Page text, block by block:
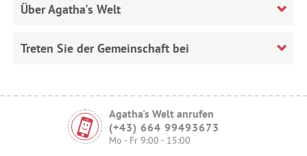
Über Agatha's Welt
Treten Sie der Gemeinschaft bei
Agatha's Welt anrufen
(+43) 664 99493673
Mo - Fr 9:00 - 15:00